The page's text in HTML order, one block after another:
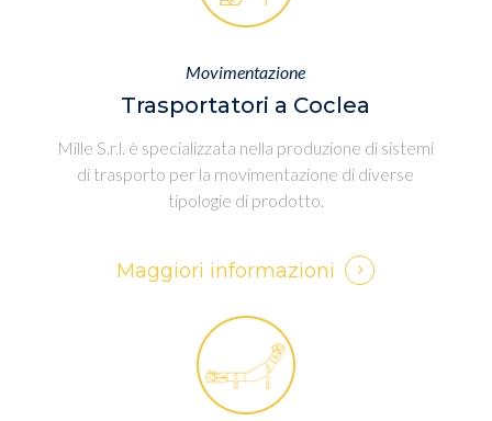
Movimentazione
Trasportatori a Coclea
Mille S.r.l. è specializzata nella produzione di sistemi
di trasporto per la movimentazione di diverse
tipologie di prodotto.
Maggiori informazioni